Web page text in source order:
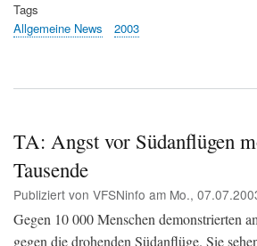
Tags
Allgemeine News
2003
TA: Angst vor Südanflügen
Tausende
Publiziert von VFSNinfo am Mo.,
Gegen 10 000 Menschen demonstrierten
gegen die drohenden Südanflüge. Sie